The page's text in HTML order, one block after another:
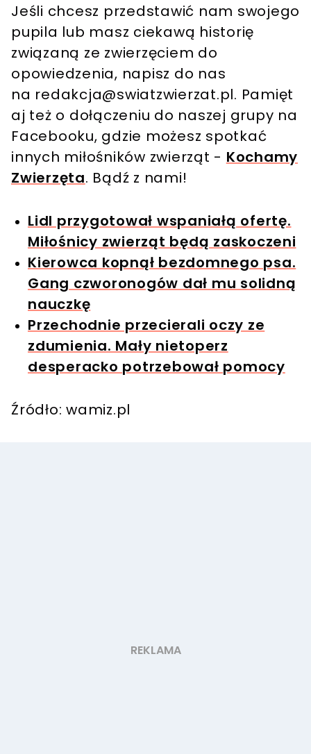
Jeśli chcesz przedstawić nam swojego
pupila lub masz ciekawą historię
związaną ze zwierzęciem do
opowiedzenia, napisz do nas
na redakcja@swiatzwierzat.pl. Pamięt
aj też o dołączeniu do naszej grupy na
Facebooku, gdzie możesz spotkać
innych miłośników zwierząt - Kochamy
Zwierzęta. Bądź z nami!
Lidl przygotował wspaniałą ofertę.
Miłośnicy zwierząt będą zaskoczeni
Kierowca kopnął bezdomnego psa.
Gang czworonogów dał mu solidną
nauczkę
Przechodnie przecierali oczy ze
zdumienia. Mały nietoperz
desperacko potrzebował pomocy
Źródło: wamiz.pl